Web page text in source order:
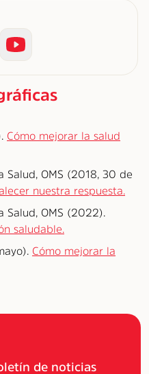
Cómo mejorar la salud
Salud, OMS (2018, 30 de
nuestra respuesta.
Salud, OMS (2022).
saludable.
Cómo mejorar la
de noticias